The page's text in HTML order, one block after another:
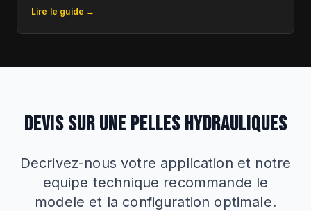
Lire le guide →
DEVIS SUR UNE PELLES HYDRAULIQUES
Decrivez-nous votre application et notre
equipe technique recommande le
modele et la configuration optimale.